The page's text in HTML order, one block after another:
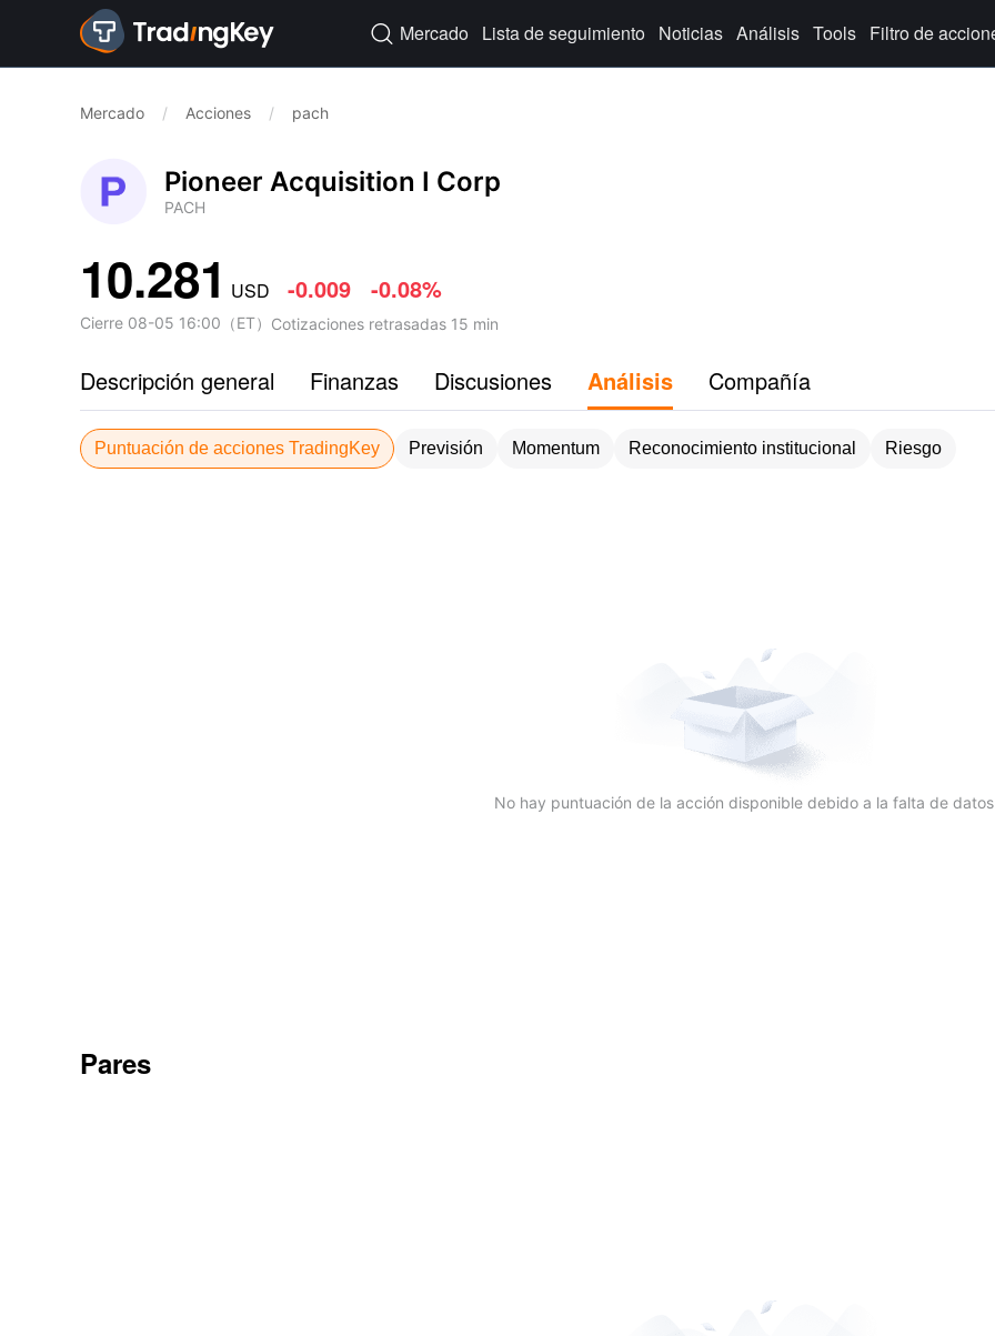
 Mercado Lista de seguimiento Noticias Análisis Tools Filtro de
Mercado / Acciones / pach
Pioneer Acquisition I Corp
PACH
10.281 USD -0.009 -0.08%
Cierre 08-05 16:00 （ET） Cotizaciones retrasadas 15 min
Descripción general Finanzas Discusiones Análisis Compañía
Puntuación de acciones TradingKey Previsión Momentum Reconocimiento institucional Riesgo
No hay puntuación de la acción disponible debido a la falta de
Pares